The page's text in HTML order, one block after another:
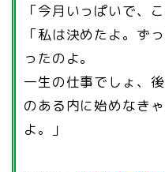
「今月いっぱいで、
「私は決めたよ。ず
ったのよ。
一生の仕事でしょ、
のある内に始めなき
よ。」